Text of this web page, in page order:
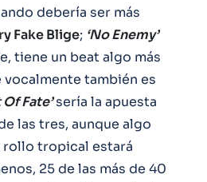
debería ser más
Fake Blige; ‘No Enemy’
tiene un beat algo más
vocalmente también es
Of Fate’sería la apuesta
las tres, aunque algo
rollo tropical estará
25 de las más de 40